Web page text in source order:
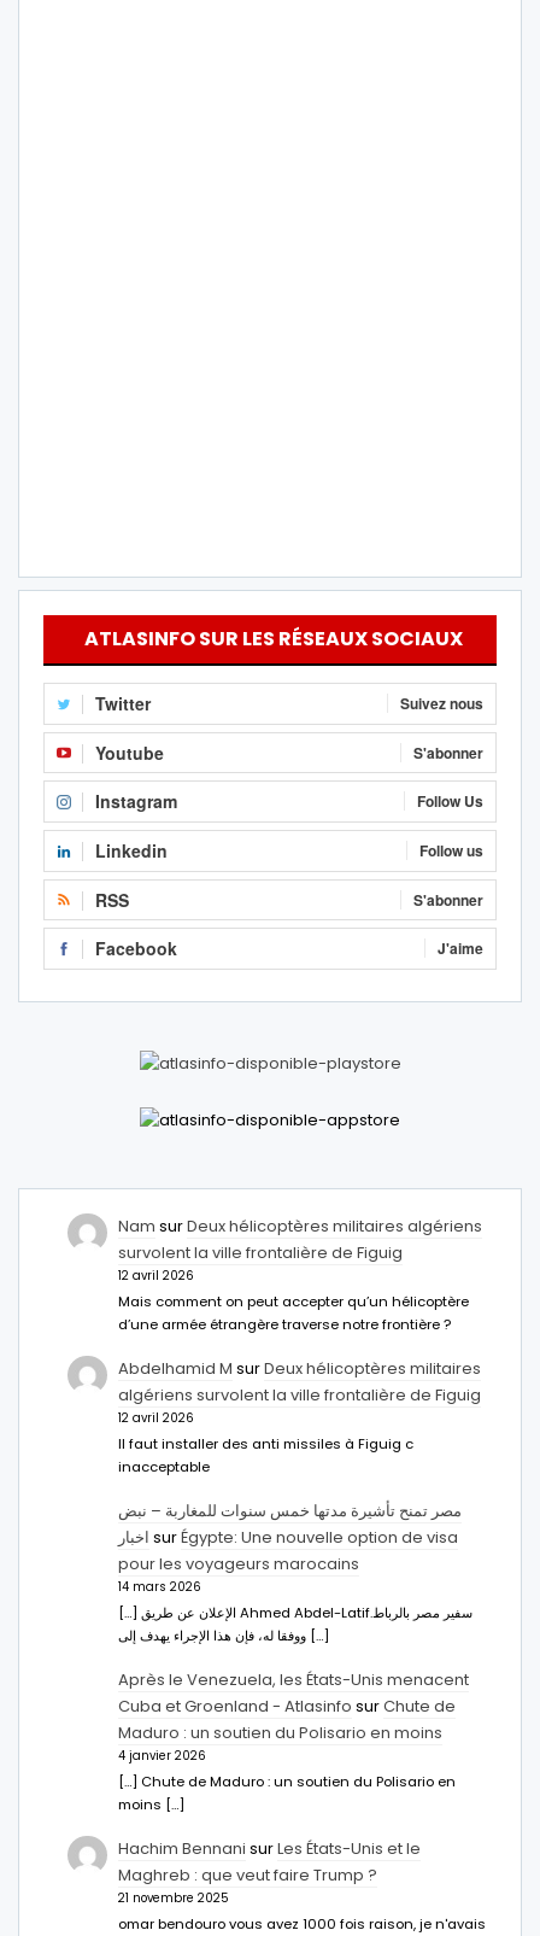
ATLASINFO SUR LES RÉSEAUX SOCIAUX
Twitter Suivez nous
Youtube S'abonner
Instagram Follow Us
Linkedin Follow us
RSS S'abonner
Facebook J'aime
Nam surDeux hélicoptères militaires algériens
survolent la ville frontalière de Figuig
12 avril 2026
Mais comment on peut accepter qu’un hélicoptère
d’une armée étrangère traverse notre frontière ?
Abdelhamid M surDeux hélicoptères militaires
algériens survolent la ville frontalière de Figuig
12 avril 2026
Il faut installer des anti missiles à Figuig c
inacceptable
مصر تمنح تأشيرة مدتها خمس سنوات للمغاربة – نبض
اخبار surÉgypte: Une nouvelle option de visa
pour les voyageurs marocains
14 mars 2026
[…] الإعلان عن طريق Ahmed Abdel-Latifسفير مصر بالرباط.
ووفقا له، فإن هذا الإجراء يهدف إلى […]
Après le Venezuela, les États-Unis menacent
Cuba et Groenland - Atlasinfo surChute de
Maduro : un soutien du Polisario en moins
4 janvier 2026
[…] Chute de Maduro : un soutien du Polisario en
moins […]
Hachim Bennani surLes États-Unis et le
Maghreb : que veut faire Trump ?
21 novembre 2025
omar bendouro vous avez 1000 fois raison, je n'avais